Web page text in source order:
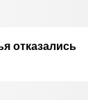
отказались